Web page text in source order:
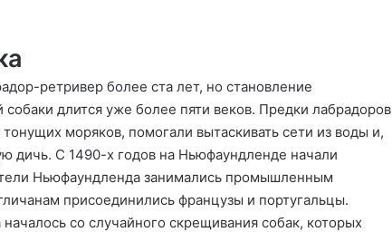
ретривер более ста лет, но становление
длится уже более пяти веков. Предки лабрадоров
моряков, помогали вытаскивать сети из воды и,
дичь. С 1490-х годов на Ньюфаундленде начали
Ньюфаундленда занимались промышленным
присоединились французы и португальцы.
со случайного скрещивания собак, которых